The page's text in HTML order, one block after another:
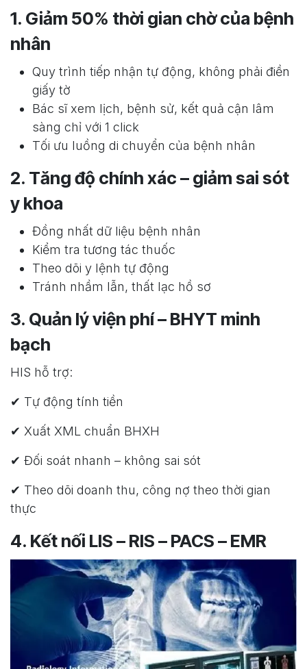
1. Giảm 50% thời gian chờ của bệnh
nhân
Quy trình tiếp nhận tự động, không phải điền
giấy tờ
Bác sĩ xem lịch, bệnh sử, kết quả cận lâm
sàng chỉ với 1 click
Tối ưu luồng di chuyển của bệnh nhân
2. Tăng độ chính xác – giảm sai sót
y khoa
Đồng nhất dữ liệu bệnh nhân
Kiểm tra tương tác thuốc
Theo dõi y lệnh tự động
Tránh nhầm lẫn, thất lạc hồ sơ
3. Quản lý viện phí – BHYT minh
bạch
HIS hỗ trợ:
✔ Tự động tính tiền
✔ Xuất XML chuẩn BHXH
✔ Đối soát nhanh – không sai sót
✔ Theo dõi doanh thu, công nợ theo thời gian
thực
4. Kết nối LIS – RIS – PACS – EMR